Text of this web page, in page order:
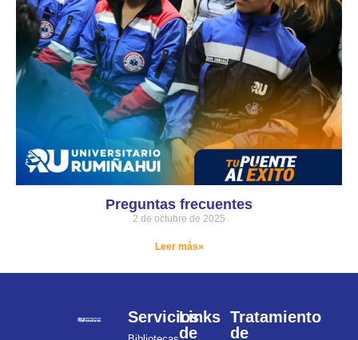
Preguntas frecuentes
2 de octubre de 2025
Leer más»
ServiciosLinks
de
Tratamiento
de